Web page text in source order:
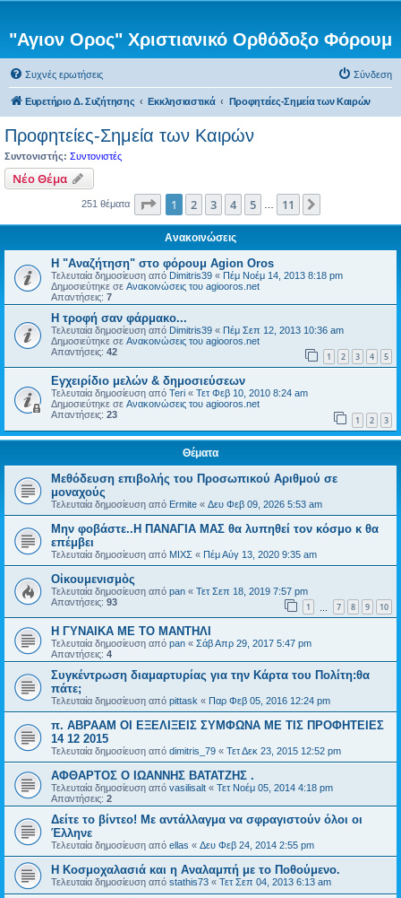
"Αγιον Ορος" Χριστιανικό Ορθόδοξο Φόρουμ
Συχνές ερωτήσεις Σύνδεση
Ευρετήριο Δ. Συζήτησης Εκκλησιαστικά Προφητείες-Σημεία των Καιρών
Προφητείες-Σημεία των Καιρών
Συντονιστής: Συντονιστές
Νέο Θέμα
251 θέματα Σελίδα από11
1 2 3 4 5 11
Ανακοινώσεις
Η "Αναζήτηση" στο φόρουμ Agion Oros
Τελευταία δημοσίευση από Dimitris39 « Πέμ Νοέμ 14, 2013 8:18 pm
Δημοσιεύτηκε σε Ανακοινώσεις του agiooros.net
Απαντήσεις: 7
H τροφή σαν φάρμακο...
Τελευταία δημοσίευση από Dimitris39 « Πέμ Σεπ 12, 2013 10:36 am
Δημοσιεύτηκε σε Ανακοινώσεις του agiooros.net
Απαντήσεις: 42 1 2 3 4 5
Εγχειρίδιο μελών & δημοσιεύσεων
Τελευταία δημοσίευση από Teri « Τετ Φεβ 10, 2010 8:24 am
Δημοσιεύτηκε σε Ανακοινώσεις του agiooros.net
Απαντήσεις: 23 1 2 3
Θέματα
Μεθόδευση επιβολής του Προσωπικού Αριθμού σε
μοναχούς
Τελευταία δημοσίευση από Ermite « Δευ Φεβ 09, 2026 5:53 am
Μην φοβάστε..Η ΠΑΝΑΓΙΑ ΜΑΣ θα λυπηθεί τον κόσμο κ θα
επέμβει
Τελευταία δημοσίευση από ΜΙΧΣ « Πέμ Αύγ 13, 2020 9:35 am
Οἰκουμενισμὸς
Τελευταία δημοσίευση από pan « Τετ Σεπ 18, 2019 7:57 pm
Απαντήσεις: 93 1 7 8 9 10
Η ΓΥΝΑΙΚΑ ΜΕ ΤΟ ΜΑΝΤΗΛΙ
Τελευταία δημοσίευση από pan « Σάβ Απρ 29, 2017 5:47 pm
Απαντήσεις: 4
Συγκέντρωση διαμαρτυρίας για την Κάρτα του Πολίτη:θα
πάτε;
Τελευταία δημοσίευση από pittask « Παρ Φεβ 05, 2016 12:24 pm
π. ΑΒΡΑΑΜ ΟΙ ΕΞΕΛΙΞΕΙΣ ΣΥΜΦΩΝΑ ΜΕ ΤΙΣ ΠΡΟΦΗΤΕΙΕΣ
14 12 2015
Τελευταία δημοσίευση από dimitris_79 « Τετ Δεκ 23, 2015 12:52 pm
ΑΦΘΑΡΤΟΣ Ο ΙΩΑΝΝΗΣ ΒΑΤΑΤΖΗΣ .
Τελευταία δημοσίευση από vasilisalt « Τετ Νοέμ 05, 2014 4:18 pm
Απαντήσεις: 2
Δείτε το βίντεο! Με αντάλλαγμα να σφραγιστούν όλοι οι
Έλληνε
Τελευταία δημοσίευση από ellas « Δευ Φεβ 24, 2014 2:55 pm
Η Κοσμοχαλασιά και η Αναλαμπή με το Ποθούμενο.
Τελευταία δημοσίευση από stathis73 « Τετ Σεπ 04, 2013 6:13 am